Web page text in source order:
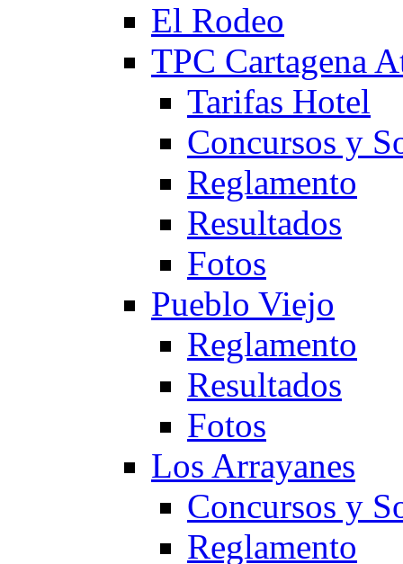
El Rodeo
TPC Cartagena
Tarifas Hotel
Concursos y
Reglamento
Resultados
Fotos
Pueblo Viejo
Reglamento
Resultados
Fotos
Los Arrayanes
Concursos y
Reglamento